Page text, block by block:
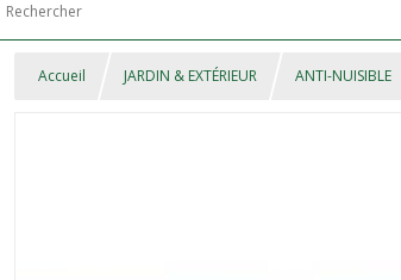
Accueil JARDIN & EXTÉRIEUR ANTI-NUISIBLE